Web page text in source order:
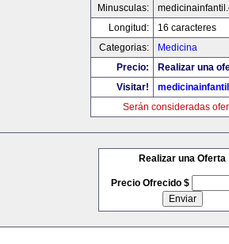
Minusculas:
Longitud:
16 caracteres
Categorias:
Medicina
Precio:
Realizar una
Visitar!
Serán consideradas
Realizar una Oferta
Precio Ofrecido $